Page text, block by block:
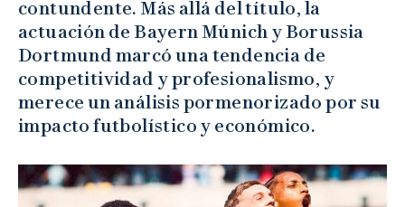
contundente. Más allá del título, la
actuación de Bayern Múnich y Borussia
Dortmund marcó una tendencia de
competitividad y profesionalismo, y
merece un análisis pormenorizado por su
impacto futbolístico y económico.